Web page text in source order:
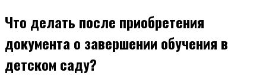
Что делать после приобретения
документа о завершении обучения в
детском саду?